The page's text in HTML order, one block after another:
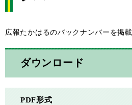
広報たかはるのバックナンバーを掲
ダウンロード
PDF形式